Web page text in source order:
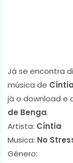
Já se encontra
música de Cíntia
já o download e
de Benga.
Artista: Cíntia
Musica: No
Género: